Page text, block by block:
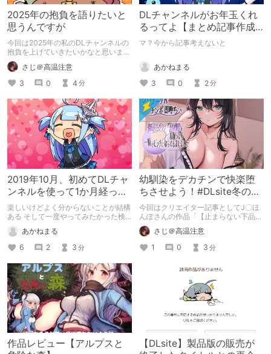
2025年の抱負を語りたいと
思うんですが
今回は2025年の私のDLチャンネルの
抱負を上げていきたいかなと思いま
す。 自分の中で自分の出来る目標を
決めていきたいと思います。
さじ＠高温注意
3
0 4 分
DLチャンネルがお年玉くれ
るってよ【まとめ記事作成
で300ptキャンペーン】
マ？今から記事考えないと
あかねまる
3
0 2分
2019年10月、初めてDLチャ
ンネルを使って1か月経った
感想R/T/A
楽しいけどよく分からないことが結構
ある そして一度やってみたかった検
あかねまる
6
2 3 分
幼馴染をデカチンで快楽堕
ちさせよう！#DLsite冬のセ
ールで買ったもの
今回はクリエイター記事としてJ〇ほ
んぽさんの作品「【止まらない下品オ
ホ声♪】ダウナーJKチンポ即堕ち～彼
氏持ちダウナー系幼馴染を寝取ったら
一瞬でビッチになってしまいました
～」を紹介したいと思います。 彼氏
ホらせよう！
さじ＠高温注意
1
0 3 分
作品レビュー【アルプスと
【DLsite】製品版の販売が